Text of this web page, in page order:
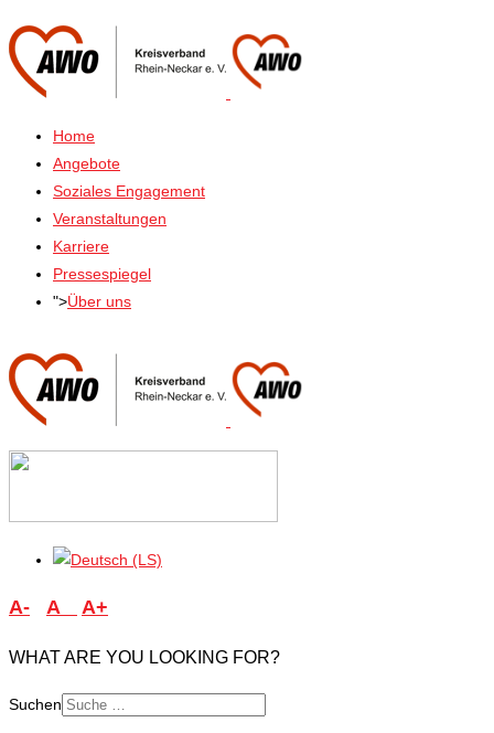
Home
Angebote
Soziales Engagement
Veranstaltungen
Karriere
Pressespiegel
">Über uns
A- A A+
WHAT ARE YOU LOOKING FOR?
Suchen